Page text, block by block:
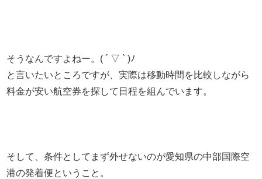
そうなんですよねー。( ´ ▽ ` )ﾉ
と言いたいところですが、実際は移動時間を比較しながら
料金が安い航空券を探して日程を組んでいます。
そして、条件としてまず外せないのが愛知県の中部国際空
港の発着便ということ。